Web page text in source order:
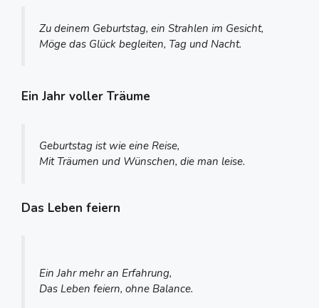
Zu deinem Geburtstag, ein Strahlen im Gesicht,
Möge das Glück begleiten, Tag und Nacht.
Ein Jahr voller Träume
Geburtstag ist wie eine Reise,
Mit Träumen und Wünschen, die man leise.
Das Leben feiern
Ein Jahr mehr an Erfahrung,
Das Leben feiern, ohne Balance.